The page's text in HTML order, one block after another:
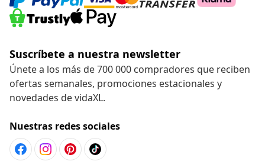
Suscríbete a nuestra newsletter
Únete a los más de 700 000 compradores que reciben
ofertas semanales, promociones estacionales y
novedades de vidaXL.
Nuestras redes sociales